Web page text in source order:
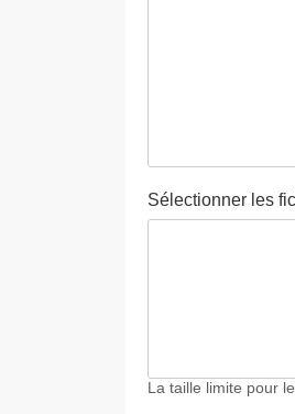
Sélectionner les
La taille limite pour